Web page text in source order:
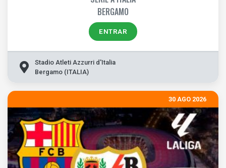
BERGAMO
ENTRAR
Stadio Atleti Azzurri d'Italia
Bergamo (ITALIA)
30 AGO 2026